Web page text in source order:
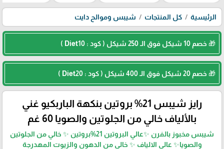
الرئيسية كل المنتجات شيبس وموالح دايت
🎁 خصم 10 شيكل فوق الـ 250 شيكل ( كود : Diet10 )
🎁 خصم 20 شيكل فوق الـ 400 شيكل ( كود : Diet20 )
رايز شيبس 21% بروتين بنكهة الباربكيو غني
بالألياف خالي من الجلوتين والصويا 60 غم
شيبس مخبوز بالفرن ✨عالي البروتين 21%بروتين ✨ خالي من الجلوتين
والصويا✨ عالي الالياف ✨ خالي من الدهون والزيوت المهدرجة